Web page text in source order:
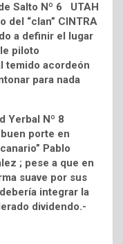
Salto Nº 6 UTAH
del “clan” CINTRA
a definir el lugar
piloto
temido acordeón
para nada
Yerbal Nº 8
porte en
Pablo
; pese a que en
suave por sus
integrar la
dividendo.-